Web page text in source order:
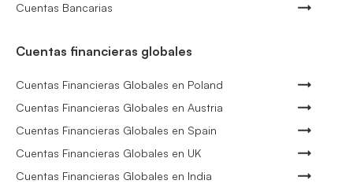
Cuentas Bancarias
Cuentas financieras globales
Cuentas Financieras Globales en Poland
Cuentas Financieras Globales en Austria
Cuentas Financieras Globales en Spain
Cuentas Financieras Globales en UK
Cuentas Financieras Globales en India